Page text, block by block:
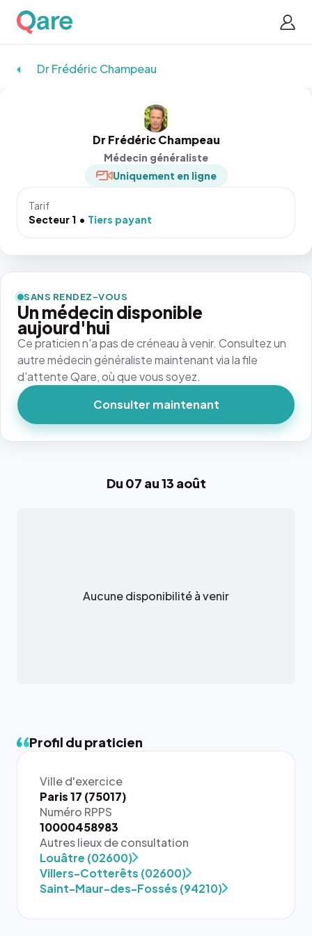
Dr Frédéric Champeau
Dr Frédéric Champeau
Médecin généraliste
Uniquement en ligne
Tarif
Secteur 1
Tiers payant
Du 07 au 13 août
Aucune disponibilité à venir
Profil du praticien
Ville d'exercice
Paris 17 (75017)
Numéro RPPS
10000458983
Autres lieux de consultation
Louâtre (02600)
Villers-Cotterêts (02600)
Saint-Maur-des-Fossés (94210)
SANS RENDEZ-VOUS
Un médecin disponible
aujourd'hui
Ce praticien n'a pas de créneau à venir. Consultez un
autre médecin généraliste maintenant via la file
d'attente Qare, où que vous soyez.
Consulter maintenant
{# 40×40
: la taille
rendue par
`.profile-